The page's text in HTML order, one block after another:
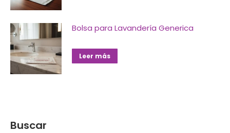
Bolsa para Lavandería Generica
Leer más
Buscar